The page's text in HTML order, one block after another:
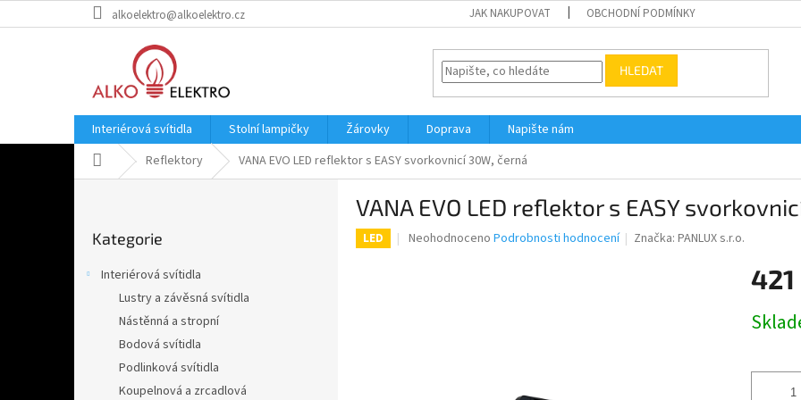
na
alkoelektro@alkoelektro.cz JAK NAKUPOVAT OBCHODNÍ PODMÍNKY
HLEDAT
Interiérová svítidla Stolní lampičky Žárovky Doprava
Napište nám
Domů Reflektory VANA EVO LED reflektor s EASY svorkovnicí 30W, černá
kategorie
Kategorie
Interiérová svítidla
Lustry a závěsná svítidla
Nástěnná a stropní
Bodová svítidla
Podlinková svítidla
Koupelnová a zrcadlová
VANA EVO LED reflektor s EASY
LED
Průměrné
Neohodnoceno Podrobnosti hodnocení Značka:PANLUX s.r.o.
421
cena: